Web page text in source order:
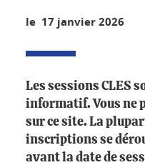
le 17 janvier 2026
Les sessions CLES
informatif. Vous ne
sur ce site. La
inscriptions se
avant la date de